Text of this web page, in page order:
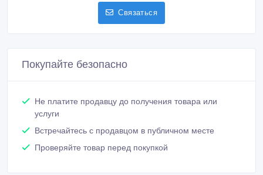
Связаться
Покупайте безопасно
Не платите продавцу до получения товара или
услуги
Встречайтесь с продавцом в публичном месте
Проверяйте товар перед покупкой